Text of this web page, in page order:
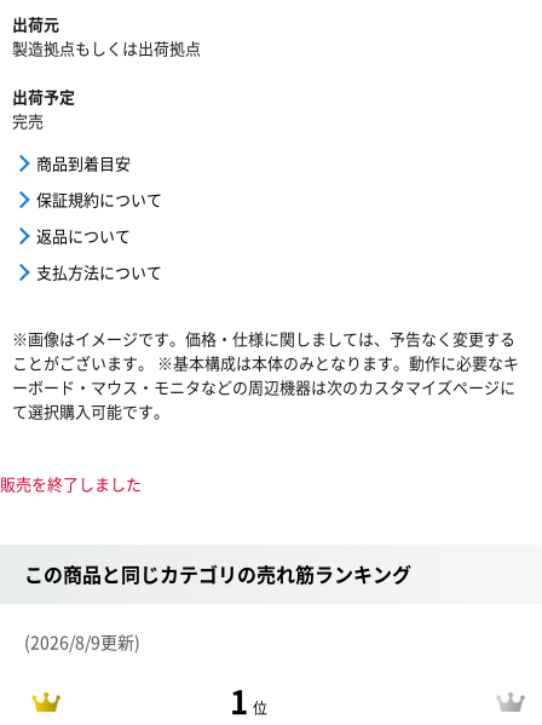
出荷元
製造拠点もしくは出荷拠点
出荷予定
完売
商品到着目安
保証規約について
返品について
支払方法について
※画像はイメージです。価格・仕様に関しましては、予告なく変更する
ことがございます。 ※基本構成は本体のみとなります。動作に必要なキ
ーボード・マウス・モニタなどの周辺機器は次のカスタマイズページに
て選択購入可能です。
販売を終了しました
この商品と同じカテゴリの売れ筋ランキング
(2026/8/9更新)
1 位